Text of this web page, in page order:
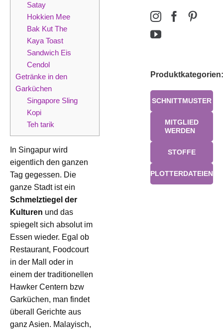
Satay
Hokkien Mee
Bak Kut The
Kaya Toast
Sandwich Eis
Cendol
Getränke in den
Garküchen
Singapore Sling
Kopi
Teh tarik
In Singapur wird
eigentlich den ganzen
Tag gegessen. Die
ganze Stadt ist ein
Schmelztiegel der
Kulturen und das
spiegelt sich absolut im
Essen wieder. Egal ob
Restaurant, Foodcourt
in der Mall oder in
einem der traditionellen
Hawker Centern bzw
Garküchen, man findet
überall Gerichte aus
ganz Asien. Malayisch,
Produktkategorien:
SCHNITTMUSTER
MITGLIED
WERDEN
STOFFE
PLOTTERDATEIEN